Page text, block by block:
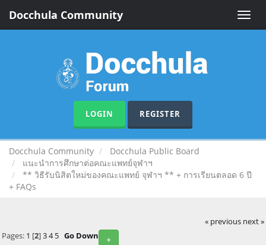
Toggle
Docchula Community
LOGIN REGISTER
Docchula Community
Docchula Public Board
แนะนำการศึกษาต่อคณะแพทย์จุฬาฯ
** วิธีรับนิสิตใหม่ของคณะแพทย์ จุฬาฯ ** + การเรียนตลอด 6 ปี
+ FAQs
« previous next »
+
Pages: 1 [2]3 4 5 Go Down